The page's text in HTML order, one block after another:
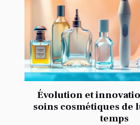
Évolution et
soins cosmétiques de
temps